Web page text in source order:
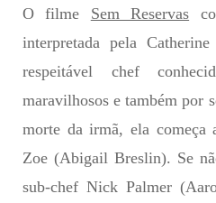
O filme Sem Reservas
interpretada pela
respeitável chef
maravilhosos e também por
morte da irmã, ela começa
Zoe (Abigail Breslin). Se
sub-chef Nick Palmer